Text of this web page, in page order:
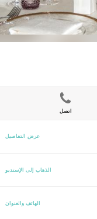
اتصل
عرض التفاصيل
الذهاب إلى الإستديو
الهاتف والعنوان